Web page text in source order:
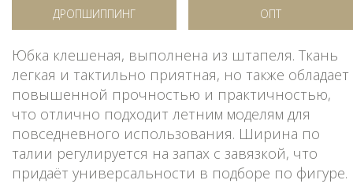
ДРОПШИППИНГ ОПТ
Юбка клешеная, выполнена из штапеля. Ткань
легкая и тактильно приятная, но также обладает
повышенной прочностью и практичностью,
что отлично подходит летним моделям для
повседневного использования. Ширина по
талии регулируется на запах с завязкой, что
придаёт универсальности в подборе по фигуре.